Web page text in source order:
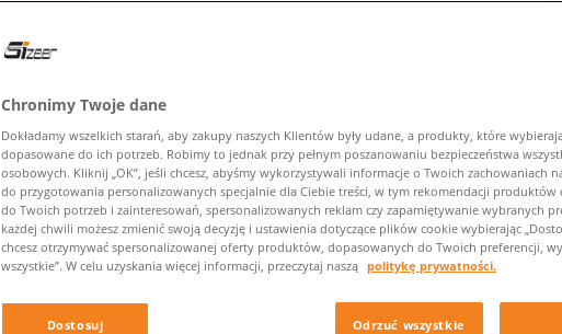
Rozmiar Kolor
Chronimy Twoje dane
Dokładamy wszelkich starań, aby zakupy naszych Klientów były udane, a produkty, które
dopasowane do ich potrzeb. Robimy to jednak przy pełnym poszanowaniu bezpieczeństwa
osobowych. Kliknij „OK”, jeśli chcesz, abyśmy wykorzystywali informacje o Twoich zachowaniach
do przygotowania personalizowanych specjalnie dla Ciebie treści, w tym rekomendacji produktów
do Twoich potrzeb i zainteresowań, spersonalizowanych reklam czy zapamiętywanie wybranych
każdej chwili możesz zmienić swoją decyzję i ustawienia dotyczące plików cookie wybierając
chcesz otrzymywać spersonalizowanej oferty produktów, dopasowanych do Twoich preferencji,
wszystkie”. W celu uzyskania więcej informacji, przeczytaj naszą politykę prywatności.
Dostosuj Odrzuć wszystkie